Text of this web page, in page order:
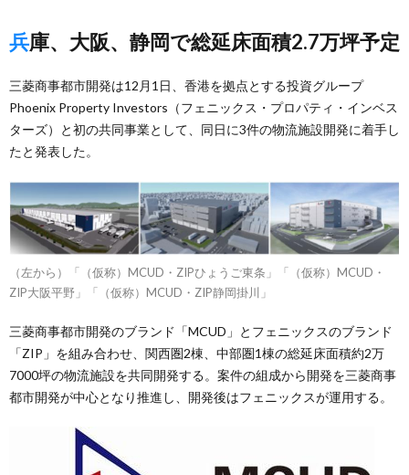
兵庫、大阪、静岡で総延床面積2.7万坪予定
三菱商事都市開発は12月1日、香港を拠点とする投資グループ
Phoenix Property Investors（フェニックス・プロパティ・インベス
ターズ）と初の共同事業として、同日に3件の物流施設開発に着手し
たと発表した。
（左から）「（仮称）MCUD・ZIPひょうご東条」「（仮称）MCUD・
ZIP大阪平野」「（仮称）MCUD・ZIP静岡掛川」
三菱商事都市開発のブランド「MCUD」とフェニックスのブランド
「ZIP」を組み合わせ、関西圏2棟、中部圏1棟の総延床面積約2万
7000坪の物流施設を共同開発する。案件の組成から開発を三菱商事
都市開発が中心となり推進し、開発後はフェニックスが運用する。